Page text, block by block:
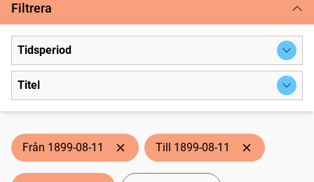
Filtrera
Tidsperiod
Titel
Från 1899-08-11 Till 1899-08-11